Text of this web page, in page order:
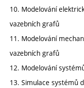
10. Modelování
vazebních grafů
11. Modelování
vazebních grafů
12. Modelování
13. Simulace systémů